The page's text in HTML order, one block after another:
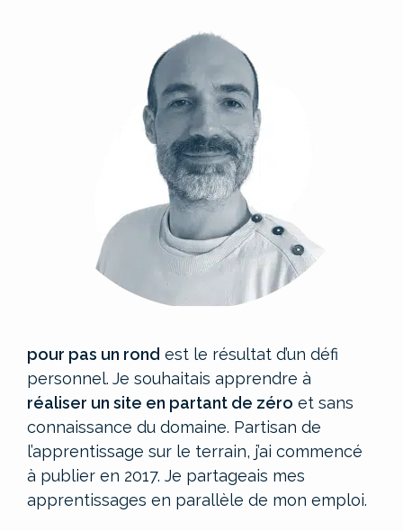
pour pas un rond est le résultat d’un défi
personnel. Je souhaitais apprendre à
réaliser un site en partant de zéro et sans
connaissance du domaine. Partisan de
l’apprentissage sur le terrain, j’ai commencé
à publier en 2017. Je partageais mes
apprentissages en parallèle de mon emploi.